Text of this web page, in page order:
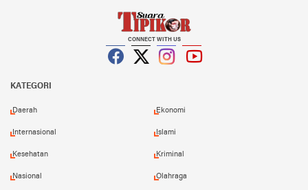
CONNECT WITH US
KATEGORI
Daerah Ekonomi
Internasional Islami
Kesehatan Kriminal
Nasional Olahraga